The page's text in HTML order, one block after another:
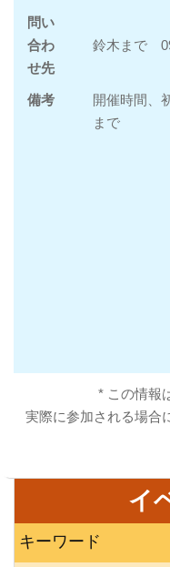
問い
合わ
せ先
鈴木まで
備考
開催時間、
まで
* この情報
実際に参加される場合
イ
キーワード